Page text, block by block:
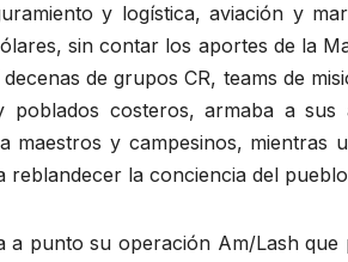
y logística, aviación y
sin contar los aportes de la
de grupos CR, teams de
poblados costeros, armaba a
maestros y campesinos, mientras
reblandecer la conciencia del
a punto su operación Am/Lash